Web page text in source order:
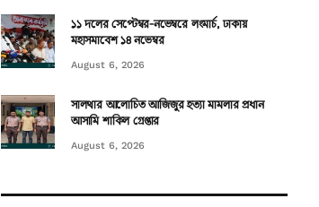
১১ দলের সেপ্টেম্বর-নভেম্বরে লংমার্চ, ঢাকায়
মহাসমাবেশ ১৪ নভেম্বর
August 6, 2026
সালথার আলোচিত আজিজুর হত্যা মামলার প্রধান
আসামি শাকিল গ্রেপ্তার
August 6, 2026